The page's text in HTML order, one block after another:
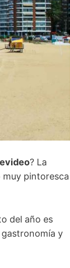
? La
muy pintoresca
del año es
y